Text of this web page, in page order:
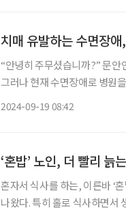
치매 유발하는 수면장
“안녕히 주무셨습니까?” 문안
그러나 현재 수면장애로 병원
2024-09-19 08:42
‘혼밥’ 노인, 더 빨리
혼자서 식사를 하는, 이른바 ‘
나왔다. 특히 홀로 식사하면서